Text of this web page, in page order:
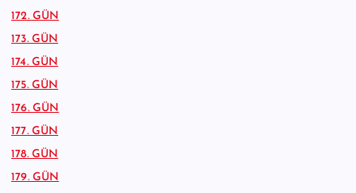
172. GÜN
173. GÜN
174. GÜN
175. GÜN
176. GÜN
177. GÜN
178. GÜN
179. GÜN